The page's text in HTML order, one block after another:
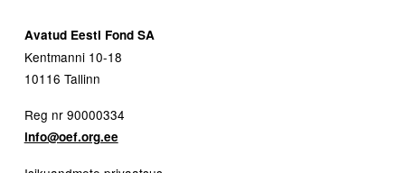
Avatud Eesti Fond SA
Kentmanni 10-18
10116 Tallinn
Reg nr 90000334
info@oef.org.ee